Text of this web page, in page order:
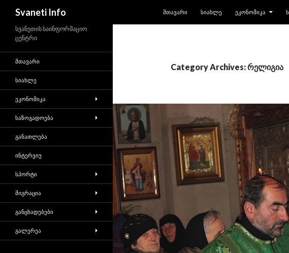
Svaneti Info
ᲛᲗᲐᲕᲐᲠᲘ
ᲡᲘᲐᲮᲚᲔ ᲔᲙᲝᲜᲝᲛᲘᲙᲐ
Category Archives: რელიგია
სვანეთის საინფორმაციო
ცენტრი
ᲛᲗᲐᲕᲐᲠᲘ
ᲡᲘᲐᲮᲚᲔ
ᲔᲙᲝᲜᲝᲛᲘᲙᲐ
ᲡᲐᲖᲝᲒᲐᲓᲝᲔᲑᲐ
ᲒᲐᲜᲐᲗᲚᲔᲑᲐ
ᲘᲜᲢᲔᲠᲕᲘᲣ
ᲡᲞᲝᲠᲢᲘ
ᲛᲘᲒᲠᲐᲪᲘᲐ
ᲒᲐᲜᲪᲮᲐᲓᲔᲑᲔᲑᲘ
ᲒᲐᲚᲔᲠᲔᲐ